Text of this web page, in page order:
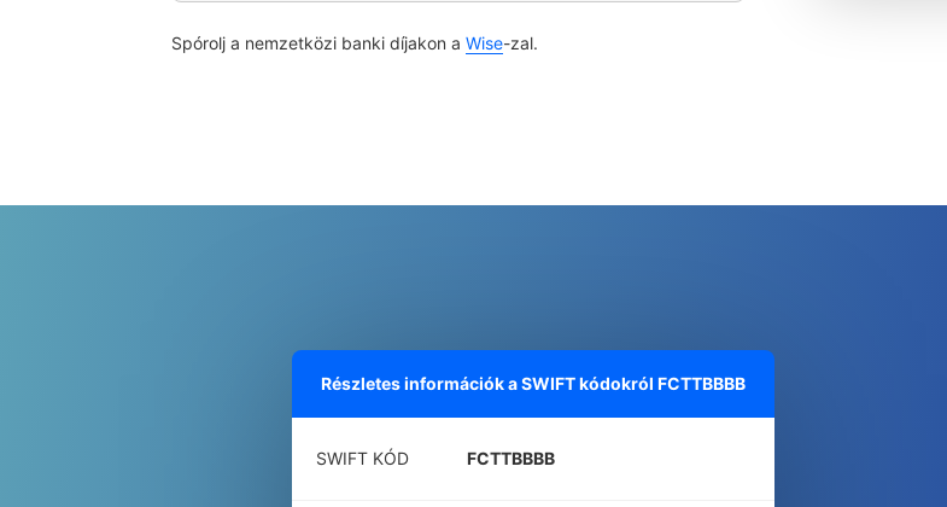
Spórolj a nemzetközi banki díjakon a Wise-zal.
Részletes információk a SWIFT kódokról FCTTBBBB
SWIFT KÓD FCTTBBBB